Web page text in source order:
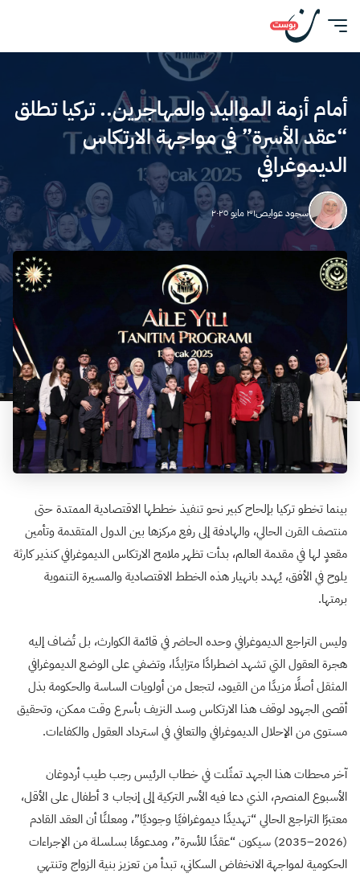
أمام أزمة المواليد والمهاجرين.. تركيا تطلق
“عقد الأسرة” في مواجهة الارتكاس
الديموغرافي
سجود عوايص٣١ مايو ٢٠٢٥
بينما تخطو تركيا بإلحاح كبير نحو تنفيذ خططها الاقتصادية الممتدة حتى
منتصف القرن الحالي، والهادفة إلى رفع مركزها بين الدول المتقدمة وتأمين
مقعدٍ لها في مقدمة العالم، بدأت تظهر ملامح الارتكاس الديموغرافي كنذير كارثة
يلوح في الأفق، يُهدد بانهيار هذه الخطط الاقتصادية والمسيرة التنموية
برمتها.
وليس التراجع الديموغرافي وحده الحاضر في قائمة الكوارث، بل تُضاف إليه
هجرة العقول التي تشهد اضطرادًا متزايدًا، وتضفي على الوضع الديموغرافي
المثقل أصلًا مزيدًا من القيود، لتجعل من أولويات الساسة والحكومة بذل
أقصى الجهود لوقف هذا الارتكاس وسد النزيف بأسرع وقت ممكن، وتحقيق
مستوى من الإحلال الديموغرافي والتعافي في استرداد العقول والكفاءات.
آخر محطات هذا الجهد تمثّلت في خطاب الرئيس رجب طيب أردوغان
الأسبوع المنصرم، الذي دعا فيه الأسر التركية إلى إنجاب 3 أطفال على الأقل،
معتبرًا التراجع الحالي “تهديدًا ديموغرافيًا وجوديًا”، ومعلنًا أن العقد القادم
(2026–2035) سيكون “عقدًا للأسرة”، ومدعومًا بسلسلة من الإجراءات
الحكومية لمواجهة الانخفاض السكاني، تبدأ من تعزيز بنية الزواج وتنتهي